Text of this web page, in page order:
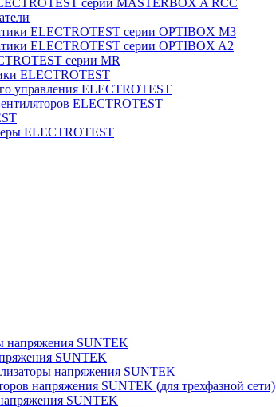
серии MASTERBOX A RCC
ELECTROTEST серии OPTIBOX M3
ELECTROTEST серии OPTIBOX A2
серии MR
ELECTROTEST
управления ELECTROTEST
ELECTROTEST
ELECTROTEST
напряжения SUNTEK
SUNTEK
напряжения SUNTEK
напряжения SUNTEK (для трехфазной сети)
SUNTEK